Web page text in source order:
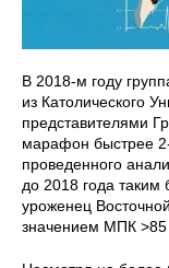
В 2018-м году
из Католического
представителями
марафон быстрее 2-
проведенного
до 2018 года таким
уроженец
значением МПК >85